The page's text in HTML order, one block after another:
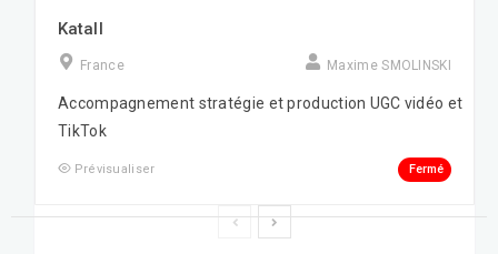
Katall
France Maxime SMOLINSKI
Accompagnement stratégie et production UGC vidéo et
TikTok
Prévisualiser Fermé